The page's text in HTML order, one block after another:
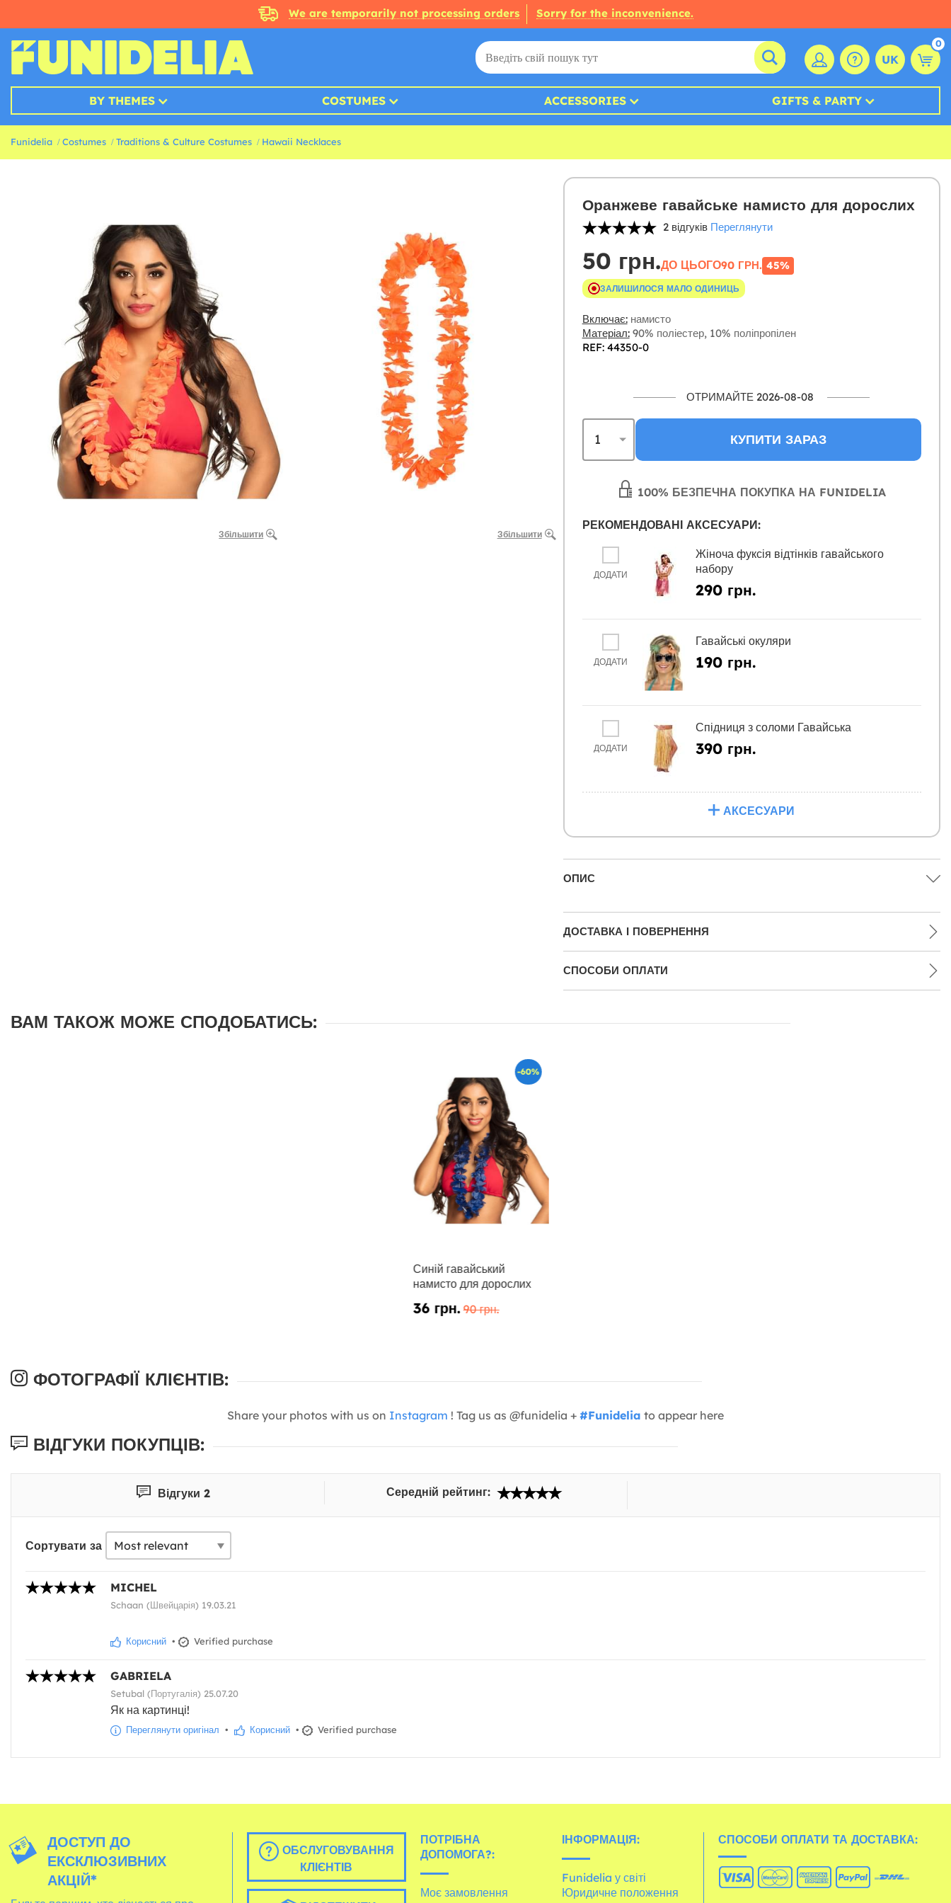
We are temporarily not processing orders Sorry for the inconvenience.
UK
0
BY THEMES COSTUMES ACCESSORIES GIFTS & PARTY
Funidelia Costumes Traditions & Culture Costumes Hawaii Necklaces
Збільшити Збільшити
Оранжеве гавайське намисто для дорослих
2 відгуків Переглянути
50 грн.ДО ЦЬОГО90 ГРН. 45%
ЗАЛИШИЛОСЯ МАЛО ОДИНИЦЬ
Включає:намисто
Матеріал:90% поліестер, 10% поліпропілен
REF: 44350-0
ОТРИМАЙТЕ 2026-08-08
КУПИТИ ЗАРАЗ
100% БЕЗПЕЧНА ПОКУПКА НА FUNIDELIA
РЕКОМЕНДОВАНІ АКСЕСУАРИ:
ДОДАТИ
Жіноча фуксія відтінків гавайського
набору
290 грн.
ДОДАТИ
Гавайські окуляри
190 грн.
ДОДАТИ
Спідниця з соломи Гавайська
390 грн.
АКСЕСУАРИ
ОПИС
ДОСТАВКА І ПОВЕРНЕННЯ
СПОСОБИ ОПЛАТИ
ВАМ ТАКОЖ МОЖЕ СПОДОБАТИСЬ:
-60%
Синій гавайський
намисто для дорослих
36 грн. 90 грн.
ФОТОГРАФІЇ КЛІЄНТІВ:
Share your photos with us on Instagram ! Tag us as @funidelia + #Funidelia to appear here
ВІДГУКИ ПОКУПЦІВ:
Відгуки 2 Середній рейтинг:
Сортувати за
MICHEL
Schaan (Швейцарія) 19.03.21
Корисний • Verified purchase
GABRIELA
Setubal (Португалія) 25.07.20
Як на картинці!
Переглянути оригінал • Корисний • Verified purchase
ДОСТУП ДО
ЕКСКЛЮЗИВНИХ
АКЦІЙ*
ОБСЛУГОВУВАННЯ
КЛІЄНТІВ
ПОТРІБНА
ДОПОМОГА?:
Моє замовлення
ІНФОРМАЦІЯ:
Funidelia у світі
Юридичне положення
СПОСОБИ ОПЛАТИ ТА ДОСТАВКА: